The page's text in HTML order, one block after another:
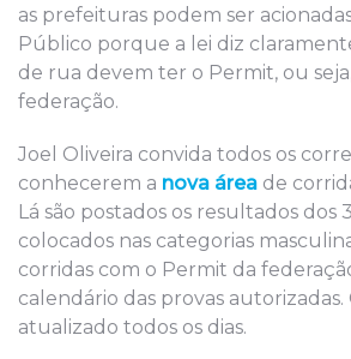
as prefeituras podem ser
Público porque a lei diz
de rua devem ter o Permit, ou
federação.
Joel Oliveira convida todos os
conhecerem a nova área de
Lá são postados os resultados dos
colocados nas categorias
corridas com o Permit da
calendário das provas
atualizado todos os dias.